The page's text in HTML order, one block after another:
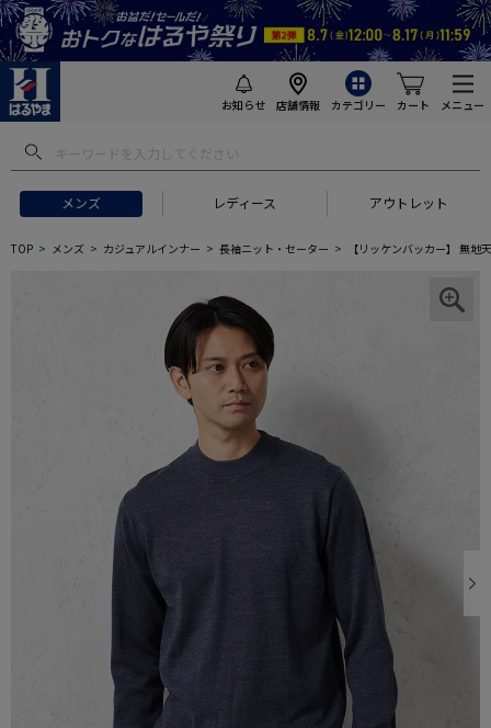
お知らせ 店舗情報 カテゴリー カート メニュー
メンズ レディース アウトレット
TOP メンズ カジュアルインナー 長袖ニット・セーター 【リッケンバッカー】 無